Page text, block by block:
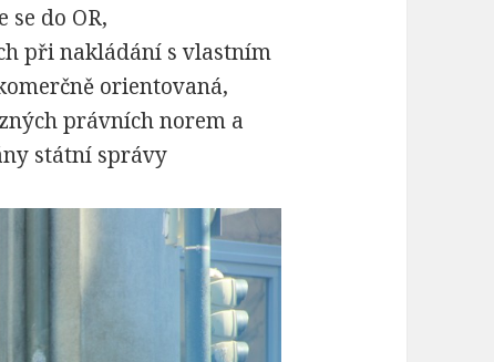
se do OR,
při nakládání s vlastním
orientovaná,
právních norem a
státní správy